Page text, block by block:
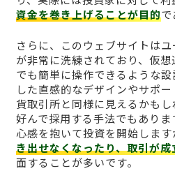
資金を巻き上げることが目的で
さらに、このウェブサイトは
が非常に洗練されており、仮
でも簡単に操作できるような
した直感的なデザインやサポ
貨取引所と同様に見えるかも
好んで採用する手法でもあり
心感を抱いて投資を開始しま
き出せなくなったり、取引が成
面することが多いです。